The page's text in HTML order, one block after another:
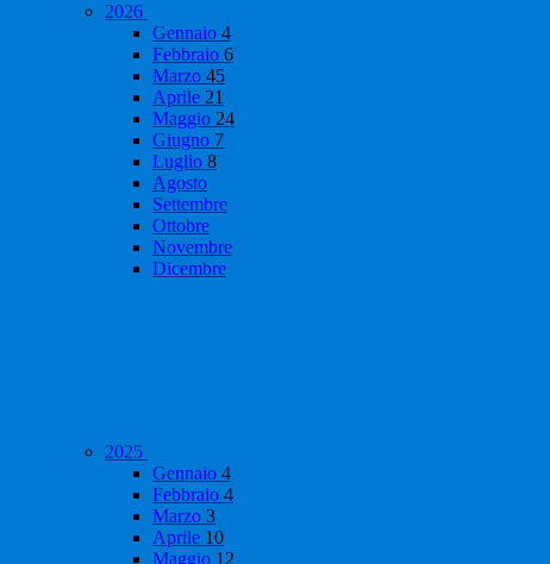
2026
Gennaio 4
Febbraio 6
Marzo 45
Aprile 21
Maggio 24
Giugno 7
Luglio 8
Agosto
Settembre
Ottobre
Novembre
Dicembre
2025
Gennaio 4
Febbraio 4
Marzo 3
Aprile 10
Maggio 12